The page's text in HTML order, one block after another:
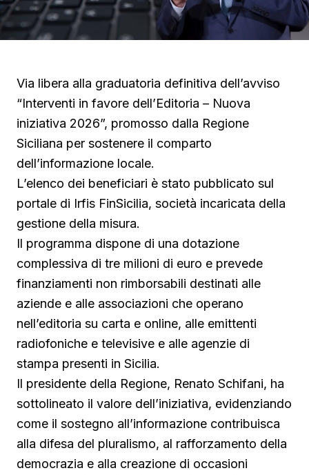
Via libera alla graduatoria definitiva dell’avviso
“Interventi in favore dell’Editoria – Nuova
iniziativa 2026”, promosso dalla Regione
Siciliana per sostenere il comparto
dell’informazione locale.
L’elenco dei beneficiari è stato pubblicato sul
portale di Irfis FinSicilia, società incaricata della
gestione della misura.
Il programma dispone di una dotazione
complessiva di tre milioni di euro e prevede
finanziamenti non rimborsabili destinati alle
aziende e alle associazioni che operano
nell’editoria su carta e online, alle emittenti
radiofoniche e televisive e alle agenzie di
stampa presenti in Sicilia.
Il presidente della Regione, Renato Schifani, ha
sottolineato il valore dell’iniziativa, evidenziando
come il sostegno all’informazione contribuisca
alla difesa del pluralismo, al rafforzamento della
democrazia e alla creazione di occasioni